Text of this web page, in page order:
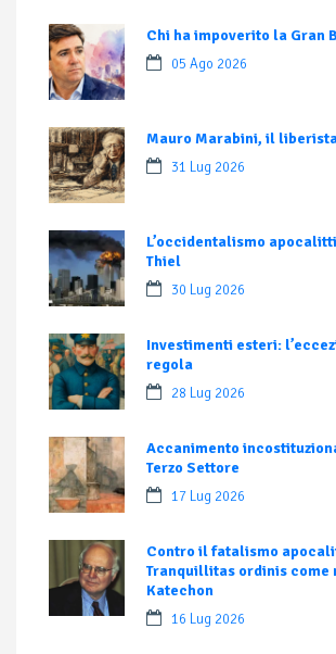
Chi ha impoverito la Gran
05 Ago 2026
Mauro Marabini, il
31 Lug 2026
L’occidentalismo
Thiel
30 Lug 2026
Investimenti esteri:
regola
28 Lug 2026
Accanimento
Terzo Settore
17 Lug 2026
Contro il fatalismo
Tranquillitas ordinis come
Katechon
16 Lug 2026